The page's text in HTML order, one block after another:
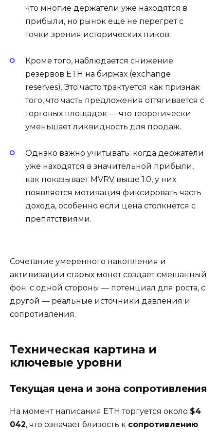
что многие держатели уже находятся в
прибыли, но рынок еще не перегрет с
точки зрения исторических пиков.
Кроме того, наблюдается снижение
резервов ETH на биржах (exchange
reserves). Это часто трактуется как признак
того, что часть предложения оттягивается с
торговых площадок — что теоретически
уменьшает ликвидность для продаж.
Однако важно учитывать: когда держатели
уже находятся в значительной прибыли,
как показывает MVRV выше 1.0, у них
появляется мотивация фиксировать часть
дохода, особенно если цена столкнётся с
препятствиями.
Сочетание умеренного накопления и
активизации старых монет создает смешанный
фон: с одной стороны — потенциал для роста, с
другой — реальные источники давления и
сопротивления.
Техническая картина и
ключевые уровни
Текущая цена и зона сопротивления
На момент написания ETH торгуется около $4
042, что означает близость к сопротивлению